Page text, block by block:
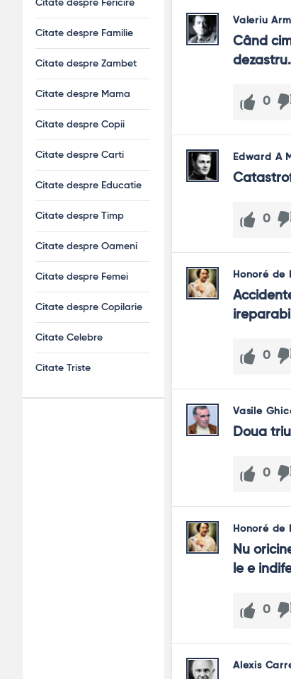
Valeriu
Când
dezastru.
0
Edward A
0
Honoré de
0
Vasile
Doua
0
Honoré de
Nu
le e
0
Alexis
Citate despre Fericire
Citate despre Familie
Citate despre Zambet
Citate despre Mama
Citate despre Copii
Citate despre Carti
Citate despre Educatie
Citate despre Timp
Citate despre Oameni
Citate despre Femei
Citate despre Copilarie
Citate Celebre
Citate Triste